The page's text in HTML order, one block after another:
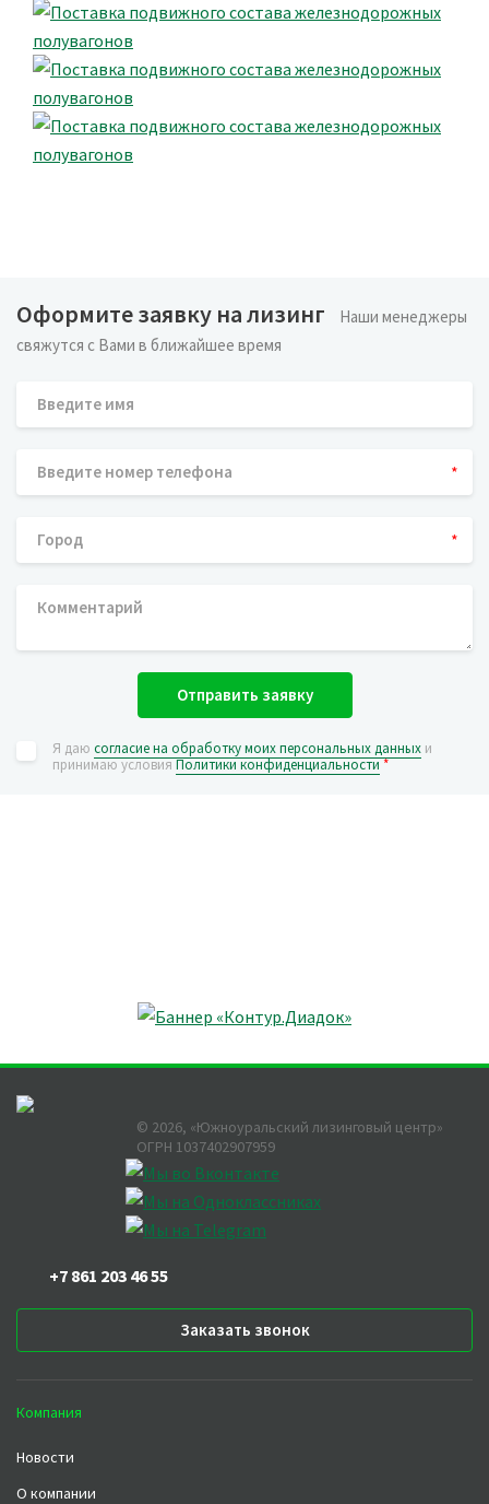
Оформите заявку на лизинг
Наши менеджеры
свяжутся с Вами в ближайшее время
*
*
Отправить заявку
Я даю согласие на обработку моих персональных данных и
принимаю условияПолитики конфиденциальности*
© 2026, «Южноуральский лизинговый центр»
ОГРН 1037402907959
+7 861 203 46 55
Заказать звонок
Компания
Новости
О компании